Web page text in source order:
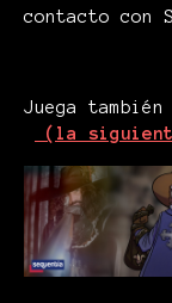
contacto con
Juega también
(la